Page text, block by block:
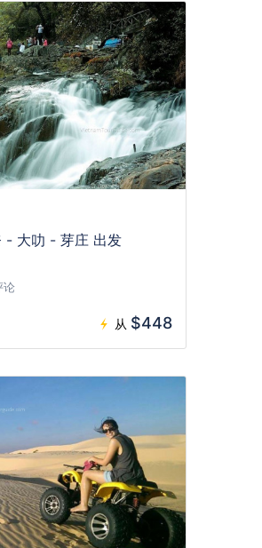
- 大叻 - 芽庄 出发
论
从 $448